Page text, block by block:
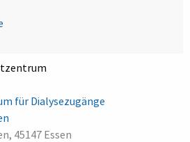
für Dialysezugänge
45147 Essen